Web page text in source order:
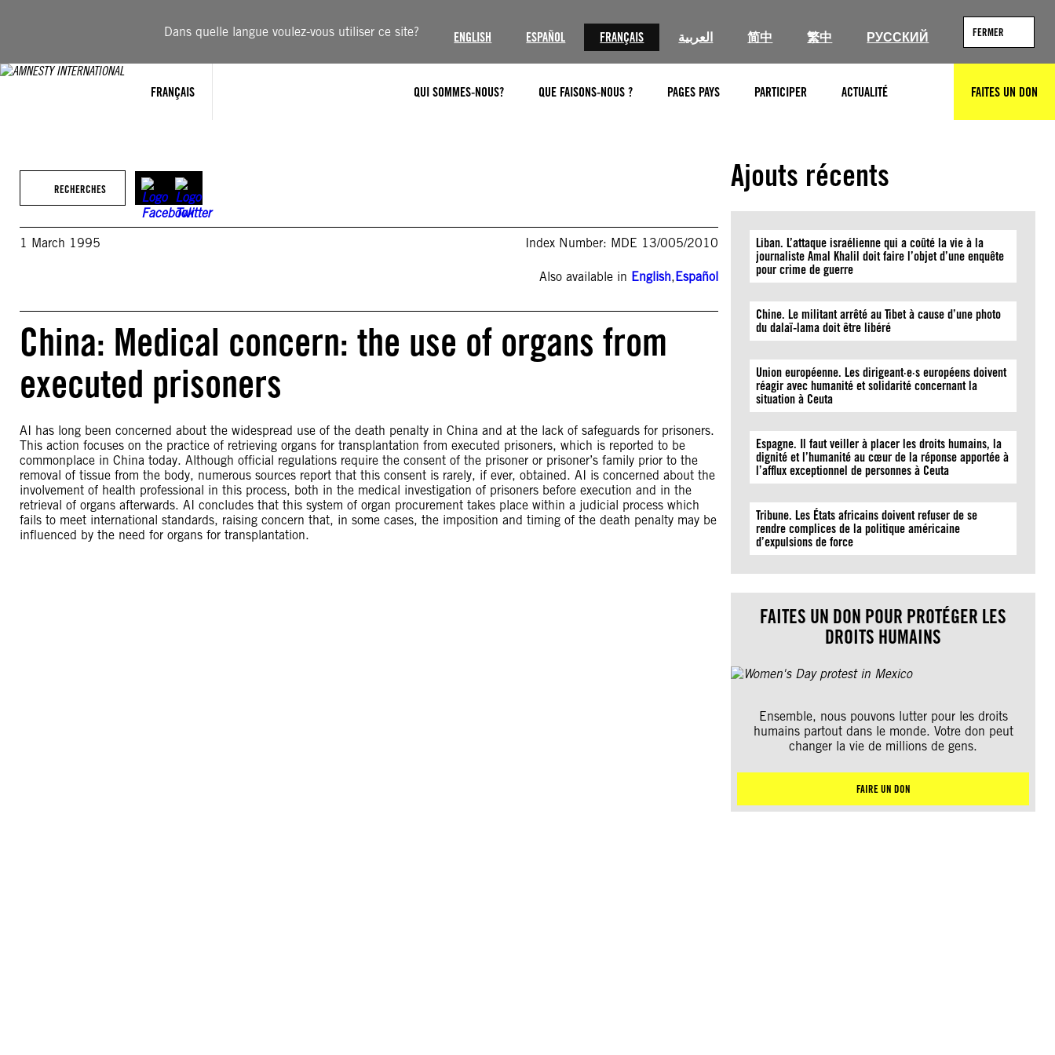
Dans quelle langue voulez-vous utiliser ce site? ENGLISH ESPAÑOL FRANÇAIS العربية 简中 繁中 РУССКИЙ FERMER
FRANÇAIS QUI SOMMES-NOUS? QUE FAISONS-NOUS ? PAGES PAYS PARTICIPER ACTUALITÉ RECHERCHERFAITES UN DON
RECHERCHES
1 March 1995 Index Number: MDE 13/005/2010
Also available in English,Español
China: Medical concern: the use of organs from
executed prisoners
AI has long been concerned about the widespread use of the death penalty in China and at the lack of safeguards for prisoners.
This action focuses on the practice of retrieving organs for transplantation from executed prisoners, which is reported to be
commonplace in China today. Although official regulations require the consent of the prisoner or prisoner’s family prior to the
removal of tissue from the body, numerous sources report that this consent is rarely, if ever, obtained. AI is concerned about the
involvement of health professional in this process, both in the medical investigation of prisoners before execution and in the
retrieval of organs afterwards. AI concludes that this system of organ procurement takes place within a judicial process which
fails to meet international standards, raising concern that, in some cases, the imposition and timing of the death penalty may be
influenced by the need for organs for transplantation.
Ajouts récents
Liban. L’attaque israélienne qui a coûté la vie à la
journaliste Amal Khalil doit faire l’objet d’une enquête
pour crime de guerre
Chine. Le militant arrêté au Tibet à cause d’une photo
du dalaï-lama doit être libéré
Union européenne. Les dirigeant·e·s européens doivent
réagir avec humanité et solidarité concernant la
situation à Ceuta
Espagne. Il faut veiller à placer les droits humains, la
dignité et l’humanité au cœur de la réponse apportée à
l’afflux exceptionnel de personnes à Ceuta
Tribune. Les États africains doivent refuser de se
rendre complices de la politique américaine
d’expulsions de force
FAITES UN DON POUR PROTÉGER LES
DROITS HUMAINS
Ensemble, nous pouvons lutter pour les droits
humains partout dans le monde. Votre don peut
changer la vie de millions de gens.
FAIRE UN DON